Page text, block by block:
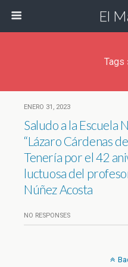
El
Tags
ENERO 31, 2023
Saludo a la Escuela
“Lázaro Cárdenas
Tenería por el 42
luctuosa del
Núñez Acosta
NO RESPONSES